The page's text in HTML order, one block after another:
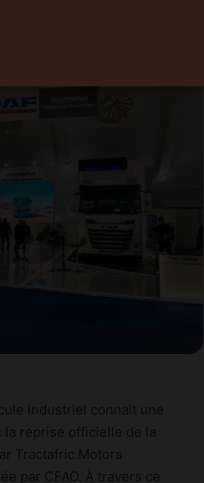
industriel connaît une
la reprise officielle de la
Tractafric Motors
par CFAO. À travers ce